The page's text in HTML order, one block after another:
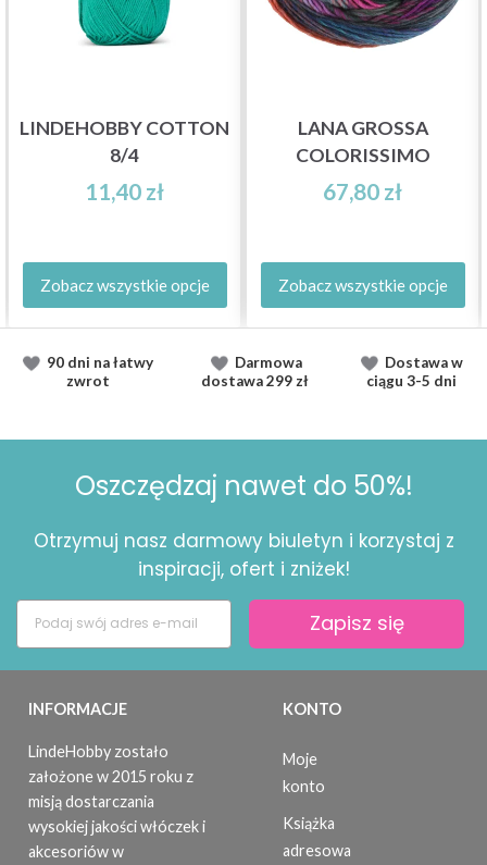
LINDEHOBBY COTTON
8/4
11,40 zł
Zobacz wszystkie opcje
LANA GROSSA
COLORISSIMO
67,80 zł
Zobacz wszystkie opcje
90 dni na łatwy
zwrot
Darmowa
dostawa299 zł
Dostawaw
ciągu 3-5 dni
Oszczędzaj nawet do 50%!
Otrzymuj nasz darmowy biuletyn i korzystaj z
inspiracji, ofert i zniżek!
Zapisz się
INFORMACJE
LindeHobby zostało
założone w 2015 roku z
misją dostarczania
wysokiej jakości włóczek i
akcesoriów w
KONTO
Moje
konto
Książka
adresowa